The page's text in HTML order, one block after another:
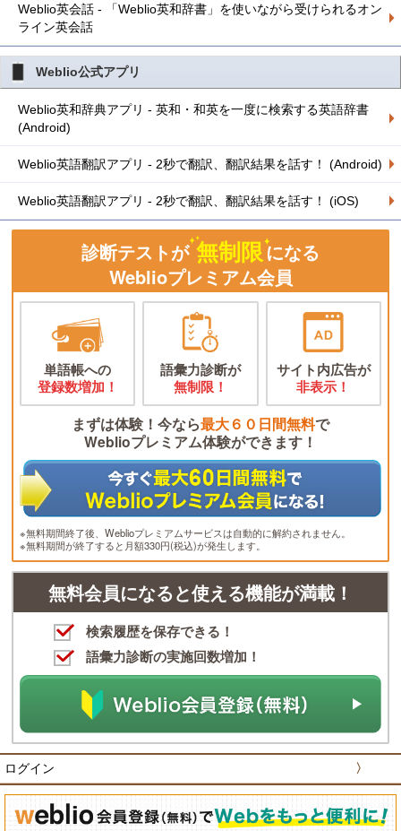
Weblio英会話 - 「Weblio英和辞書」を使いながら受けられるオン
ライン英会話
Weblio公式アプリ
Weblio英和辞典アプリ - 英和・和英を一度に検索する英語辞書
(Android)
Weblio英語翻訳アプリ - 2秒で翻訳、翻訳結果を話す！ (Android)
Weblio英語翻訳アプリ - 2秒で翻訳、翻訳結果を話す！ (iOS)
診断テストが 無制限になる
Weblioプレミアム会員
単語帳への
登録数増加！
語彙力診断が
無制限！
サイト内広告が
非表示！
まずは体験！今なら最大６０日間無料で
Weblioプレミアム体験ができます！
※無料期間終了後、Weblioプレミアムサービスは自動的に解約されません。
※無料期間が終了すると月額330円(税込)が発生します。
無料会員になると使える機能が満載！
検索履歴を保存できる！
語彙力診断の実施回数増加！
ログイン 〉